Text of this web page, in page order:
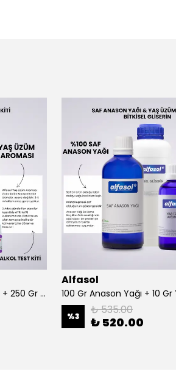
100 Gr Anason + Alkol Test Kiti + 250 Gr Gliserin
Alfasol
%3 ₺ 535.00
₺ 520.00